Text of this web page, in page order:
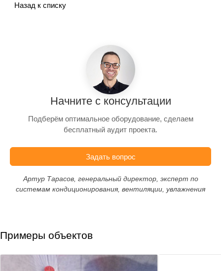
Назад к списку
Начните с консультации
Подберём оптимальное оборудование, сделаем
бесплатный аудит проекта.
Задать вопрос
Артур Тарасов, генеральный директор, эксперт по
системам кондиционирования, вентиляции, увлажнения
Примеры объектов